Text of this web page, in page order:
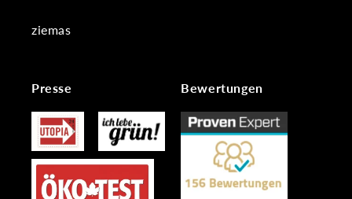
ziemas
Presse Bewertungen